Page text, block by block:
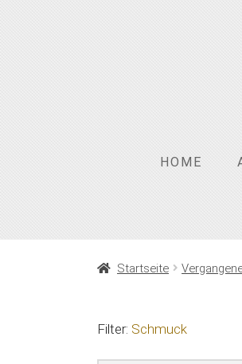
HOME
Startseite
Filter: Schmuck